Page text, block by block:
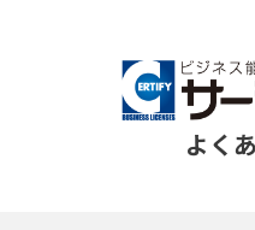
よく